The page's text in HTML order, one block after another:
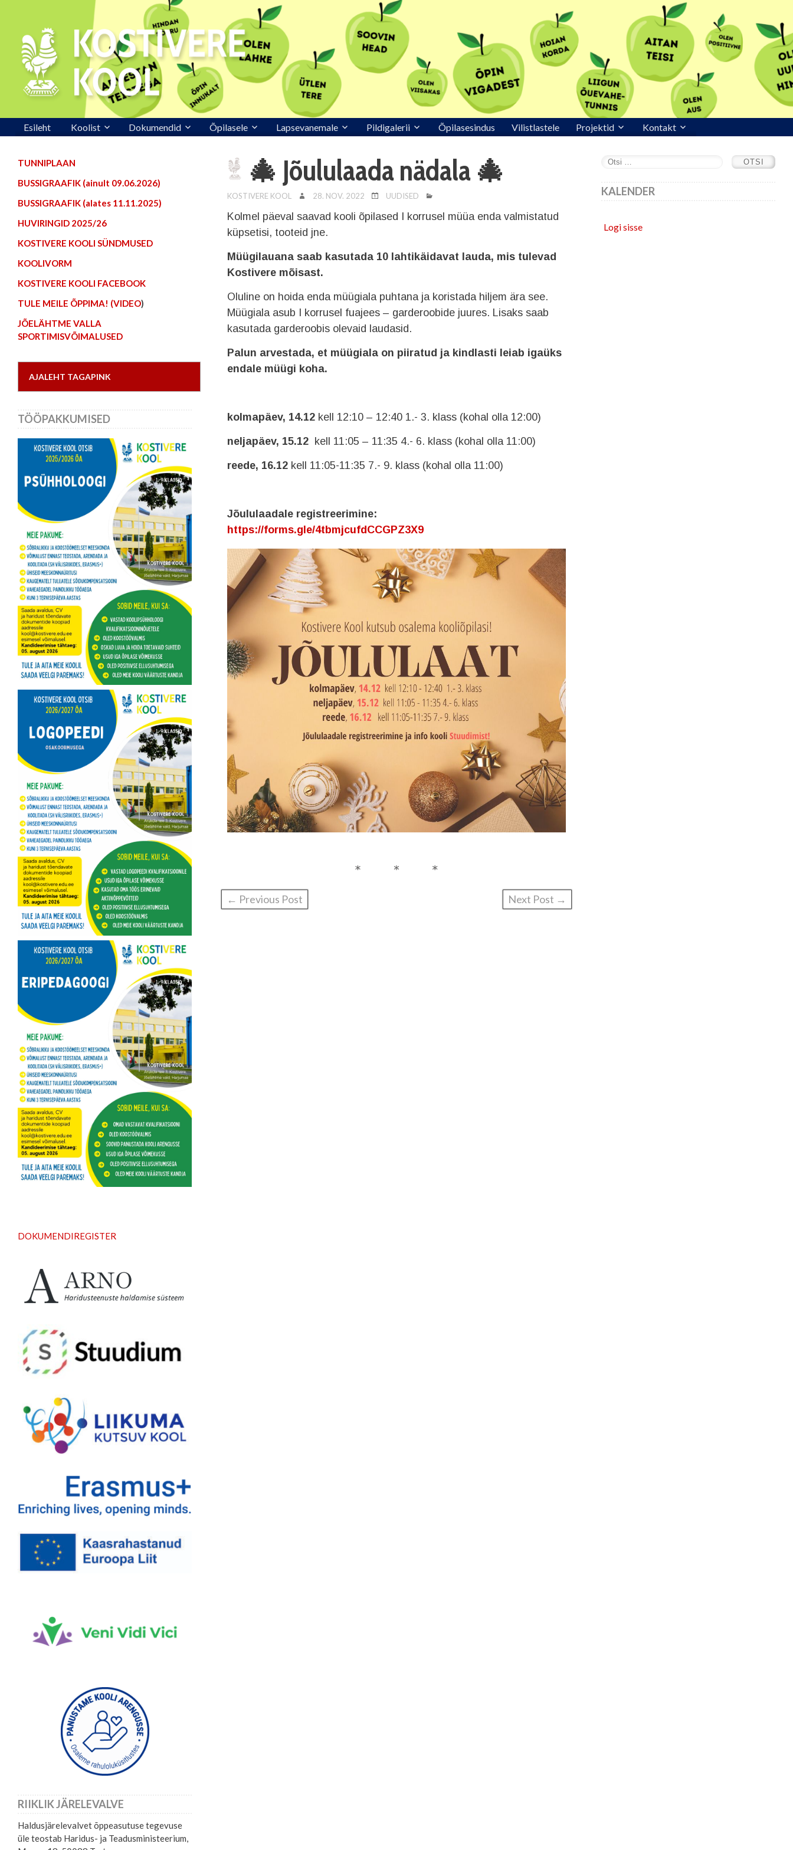
Esileht Koolist Dokumendid Õpilasele Lapsevanemale Pildigalerii Õpilasesindus Vilistlastele Projektid Kontakt
🎄 Jõululaada nädala 🎄
KOSTIVERE KOOL 28. NOV. 2022 UUDISED
Kolmel päeval saavad kooli õpilased I korrusel müüa enda valmistatud
küpsetisi, tooteid jne.
Müügilauana saab kasutada 10 lahtikäidavat lauda, mis tulevad
Kostivere mõisast.
Oluline on hoida enda müügiala puhtana ja koristada hiljem ära see.
Müügiala asub I korrusel fuajees – garderoobide juures. Lisaks saab
kasutada garderoobis olevaid laudasid.
Palun arvestada, et müügiala on piiratud ja kindlasti leiab igaüks
endale müügi koha.
kolmapäev, 14.12 kell 12:10 – 12:40 1.- 3. klass (kohal olla 12:00)
neljapäev, 15.12 kell 11:05 – 11:35 4.- 6. klass (kohal olla 11:00)
reede, 16.12 kell 11:05-11:35 7.- 9. klass (kohal olla 11:00)
Jõululaadale registreerimine:
https://forms.gle/4tbmjcufdCCGPZ3X9
← Previous Post Next Post →
TUNNIPLAAN
BUSSIGRAAFIK (ainult 09.06.2026)
BUSSIGRAAFIK (alates 11.11.2025)
HUVIRINGID 2025/26
KOSTIVERE KOOLI SÜNDMUSED
KOOLIVORM
KOSTIVERE KOOLI FACEBOOK
TULE MEILE ÕPPIMA! (VIDEO)
JÕELÄHTME VALLA
SPORTIMISVÕIMALUSED
AJALEHT TAGAPINK
TÖÖPAKKUMISED
DOKUMENDIREGISTER
RIIKLIK JÄRELEVALVE
Haldusjärelevalvet õppeasutuse tegevuse
üle teostab Haridus- ja Teadusministeerium,
KALENDER
Logi sisse